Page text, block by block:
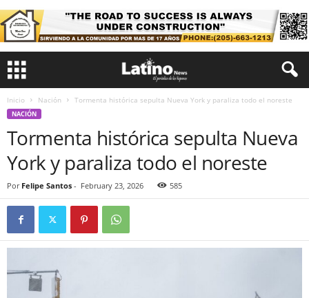
Inicio Nación Tormenta histórica sepulta Nueva York y paraliza todo el noreste
NACIÓN
Tormenta histórica sepulta Nueva
York y paraliza todo el noreste
Por Felipe Santos - February 23, 2026 585